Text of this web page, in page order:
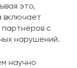
это,
включает
партнёров с
нарушений.
научно